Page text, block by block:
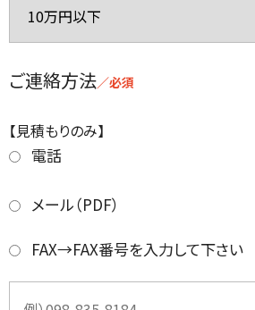
ご連絡方法／必須
【見積もりのみ】
電話
メール（PDF）
FAX→FAX番号を入力して下さい